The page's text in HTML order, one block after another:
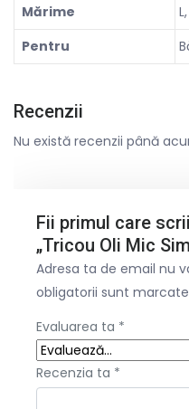
Mărime
Pentru
Recenzii
Nu există recenzii până
Fii primul care
„Tricou Oli Mic
Adresa ta de email nu
obligatorii sunt
Evaluarea ta *
Recenzia ta *